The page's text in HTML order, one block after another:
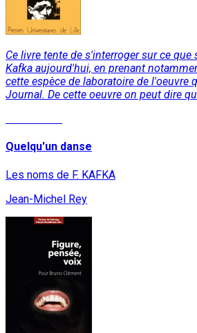
Ce livre tente de s'interroger sur ce
Kafka aujourd'hui, en prenant
cette espèce de laboratoire de l'oeuvre
Journal. De cette oeuvre on peut dire
Quelqu'un danse
Les noms de F. KAFKA
Jean-Michel Rey